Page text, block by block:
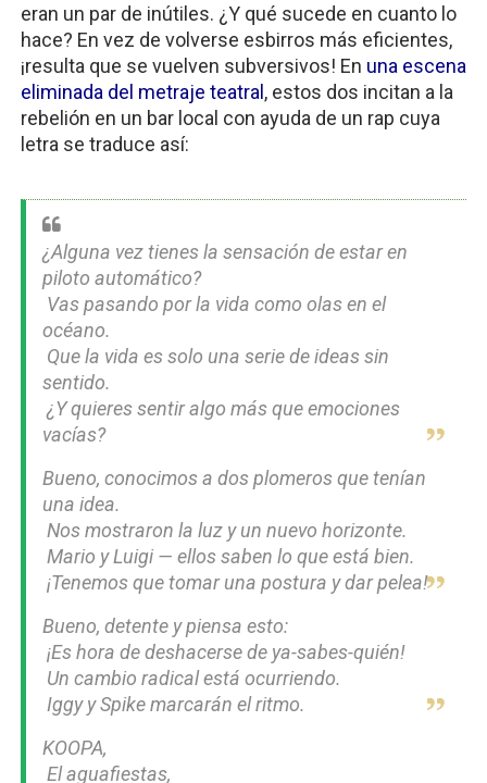
eran un par de inútiles. ¿Y qué sucede en cuanto lo
hace? En vez de volverse esbirros más eficientes,
¡resulta que se vuelven subversivos! En una escena
eliminada del metraje teatral , estos dos incitan a la
rebelión en un bar local con ayuda de un rap cuya
letra se traduce así:
¿Alguna vez tienes la sensación de estar en
piloto automático?
océano.
sentido.
vacías?
Bueno, conocimos a dos plomeros que tenían
una idea.
Nos mostraron la luz y un nuevo horizonte.
Mario y Luigi — ellos saben lo que está bien.
¡Tenemos que tomar una postura y dar pelea!
Bueno, detente y piensa esto:
¡Es hora de deshacerse de ya-sabes-quién!
Un cambio radical está ocurriendo.
Iggy y Spike marcarán el ritmo.
KOOPA,
El aguafiestas,